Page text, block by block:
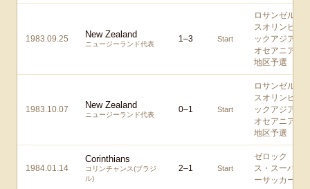
1983.09.25 New Zealand
ニュージーランド代表
1–3 Start
ロサンゼル
スオリンピ
ックアジア/
オセアニア
地区予選
1983.10.07 New Zealand
ニュージーランド代表
0–1 Start
ロサンゼル
スオリンピ
ックアジア/
オセアニア
地区予選
1984.01.14
Corinthians
コリンチャンス(ブラジ
ル)
2–1 Start
ゼロック
ス・スーパ
ーサッカー